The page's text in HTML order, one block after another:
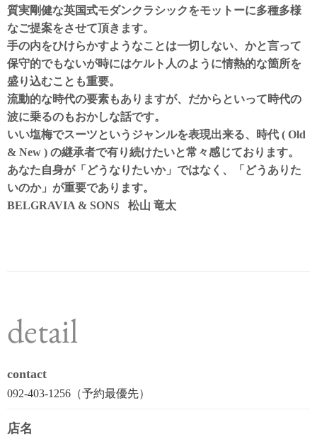
質実剛健な英国式モダンクラシックをモットーに多種多様
なご提案をさせて頂きます。
手の内をひけらかすようなことは一切しない、かと言って
保守的でもないが時にはケルト人のように情熱的な箇所を
盛り込むことも重要。
流動的な時代の要素もありますが、だからといって時代の
波に乗るのもおかしな話です。
いい塩梅でスーツというジャンルを表現出来る、時代 ( Old
& New ) の継承者で有り続けたいと常々感じております。
あなた自身が「どうなりたいか」ではなく、「どうありた
いのか」が重要であります。
BELGRAVIA & SONS 松山 竜太
detail
contact
092-403-1256（予約最優先）
店名